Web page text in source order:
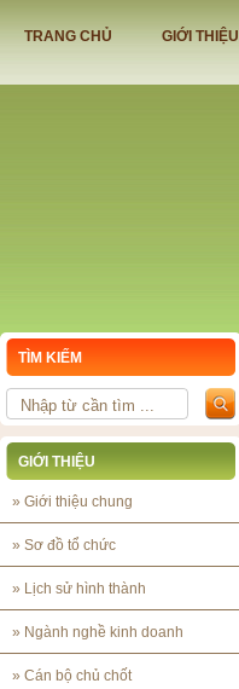
TRANG CHỦ GIỚI THIỆU
TÌM KIẾM
GIỚI THIỆU
» Giới thiệu chung
» Sơ đồ tổ chức
» Lịch sử hình thành
» Ngành nghề kinh doanh
» Cán bộ chủ chốt